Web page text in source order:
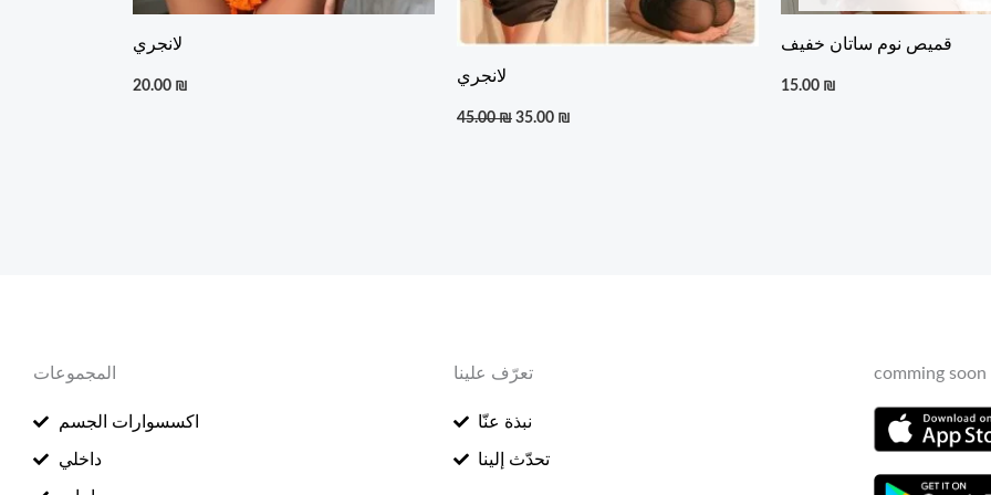
لانجري
20.00 ₪
لانجري
45.00₪ 35.00 ₪
قميص نوم ساتان خفيف
15.00 ₪
المجموعات
اكسسوارات الجسم
داخلي
تعرّف علينا
نبذة عنّا
تحدّث إلينا
comming soon